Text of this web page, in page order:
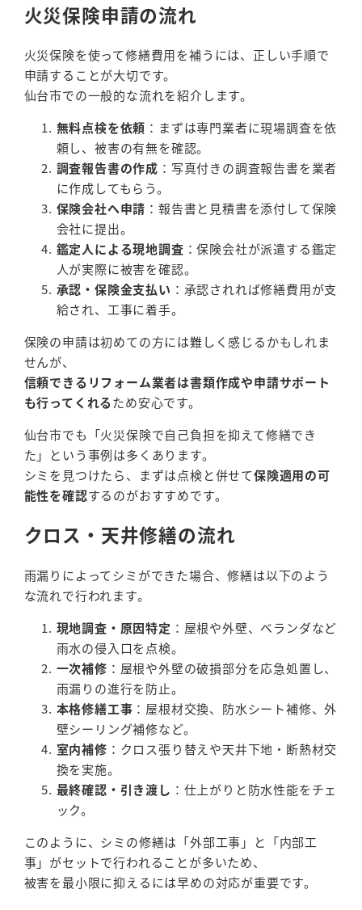
火災保険申請の流れ
火災保険を使って修繕費用を補うには、正しい手順で
申請することが大切です。
仙台市での一般的な流れを紹介します。
無料点検を依頼 ：まずは専門業者に現場調査を依
頼し、被害の有無を確認。
調査報告書の作成 ：写真付きの調査報告書を業者
に作成してもらう。
保険会社へ申請 ：報告書と見積書を添付して保険
会社に提出。
鑑定人による現地調査 ：保険会社が派遣する鑑定
人が実際に被害を確認。
承認・保険金支払い ：承認されれば修繕費用が支
給され、工事に着手。
保険の申請は初めての方には難しく感じるかもしれま
せんが、
信頼できるリフォーム業者は書類作成や申請サポート
も行ってくれるため安心です。
仙台市でも「火災保険で自己負担を抑えて修繕でき
た」という事例は多くあります。
シミを見つけたら、まずは点検と併せて保険適用の可
能性を確認するのがおすすめです。
クロス・天井修繕の流れ
雨漏りによってシミができた場合、修繕は以下のよう
な流れで行われます。
現地調査・原因特定 ：屋根や外壁、ベランダなど
雨水の侵入口を点検。
一次補修 ：屋根や外壁の破損部分を応急処置し、
雨漏りの進行を防止。
本格修繕工事 ：屋根材交換、防水シート補修、外
壁シーリング補修など。
室内補修 ：クロス張り替えや天井下地・断熱材交
換を実施。
最終確認・引き渡し ：仕上がりと防水性能をチェ
ック。
このように、シミの修繕は「外部工事」と「内部工
事」がセットで行われることが多いため、
被害を最小限に抑えるには早めの対応が重要です。